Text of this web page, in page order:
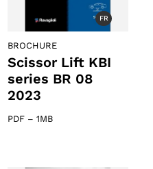
FR
BROCHURE
Scissor Lift KBI
series BR 08
2023
PDF – 1MB